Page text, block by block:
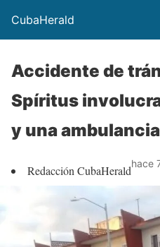
CubaHerald
Accidente de
Spíritus
y una ambulancia
Redacción CubaHeraldhace